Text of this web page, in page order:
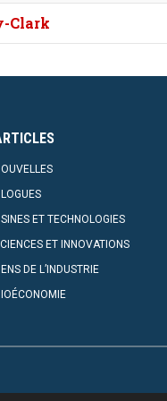
Clark
ET TECHNOLOGIES
ET INNOVATIONS
DE L’INDUSTRIE